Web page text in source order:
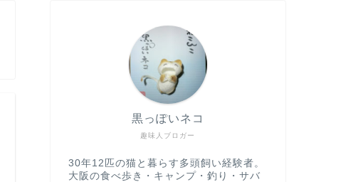
趣味人ブロガー
黒っぽいネコ
30年12匹の猫と暮らす多頭飼い経験者。
大阪の食べ歩き・キャンプ・釣り・サバ